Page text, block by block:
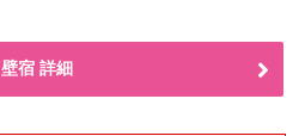
壁宿 詳細